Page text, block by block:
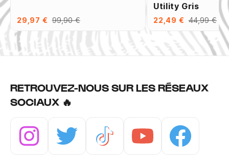
29,97 € 99,90 €
Utility Gris
22,49 € 44,99 €
RETROUVEZ-NOUS SUR LES RÉSEAUX
SOCIAUX 🔥